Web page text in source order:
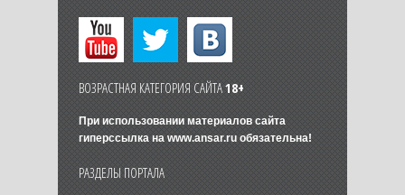
ВОЗРАСТНАЯ КАТЕГОРИЯ САЙТА18+
При использовании материалов сайта
гиперссылка на www.ansar.ruобязательна!
РАЗДЕЛЫ ПОРТАЛА